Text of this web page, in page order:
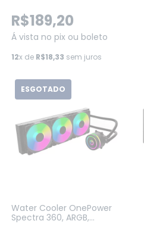
BKLNMC-G-1)
R$189,20
Á vista no pix ou boleto
12x de R$18,33 sem juros
ESGOTADO
Water Cooler OnePower
Spectra 360, ARGB,